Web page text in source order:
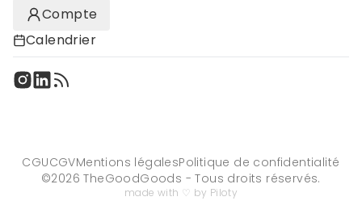
Compte
Calendrier
CGUCGVMentions légalesPolitique de confidentialité
©2026 TheGoodGoods - Tous droits réservés.
made with ♡ by Piloty